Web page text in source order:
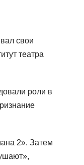
свои
театра
роли в
2». Затем